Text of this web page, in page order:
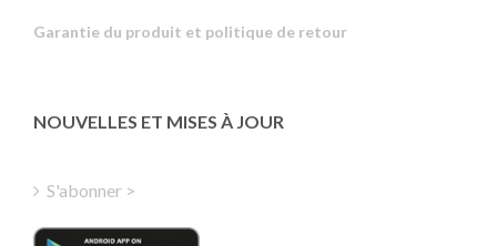
Garantie du produit et politique de retour
NOUVELLES ET MISES À JOUR
S'abonner >